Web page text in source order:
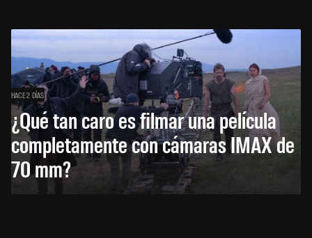
HACE 2 DÍAS
¿Qué tan caro es filmar una película
completamente con cámaras IMAX de
70 mm?